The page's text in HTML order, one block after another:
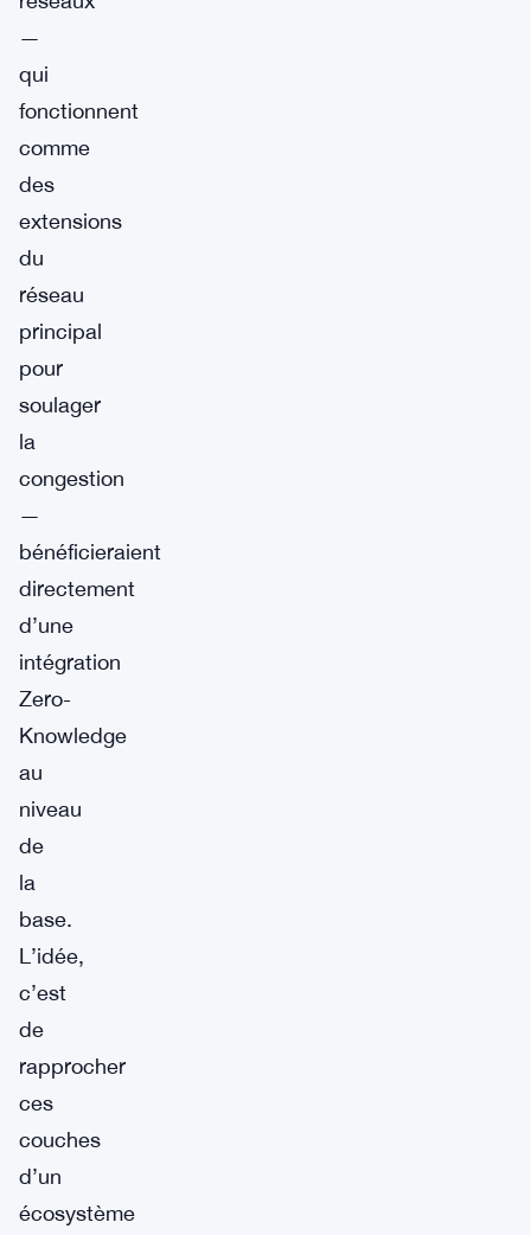
—
qui
fonctionnent
comme
des
extensions
du
réseau
principal
pour
soulager
la
congestion
—
bénéficieraient
directement
d’une
intégration
Zero-
Knowledge
au
niveau
de
la
base.
L’idée,
c’est
de
rapprocher
ces
couches
d’un
écosystème